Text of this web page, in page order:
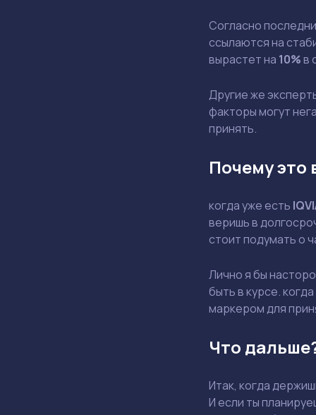
Согласно
ссылаются на
вырастет на 10%в
Другие же
факторы могут
принять.
Почему это
когда уже есть
веришь в
стоит подумать о
Лично я бы
быть в курсе.
маркером для
Что
Итак, когда
И если ты